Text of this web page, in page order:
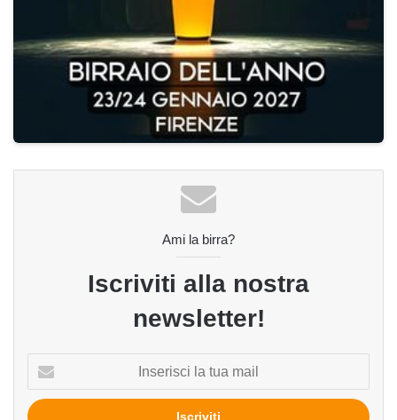
Ami la birra?
Iscriviti alla nostra
newsletter!
tua